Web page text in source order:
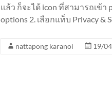
แล้ว ก็จะได้ icon ที่สามารถเข้า
options 2. เลือกแท็บ Privacy &
nattapong karanoi 19/